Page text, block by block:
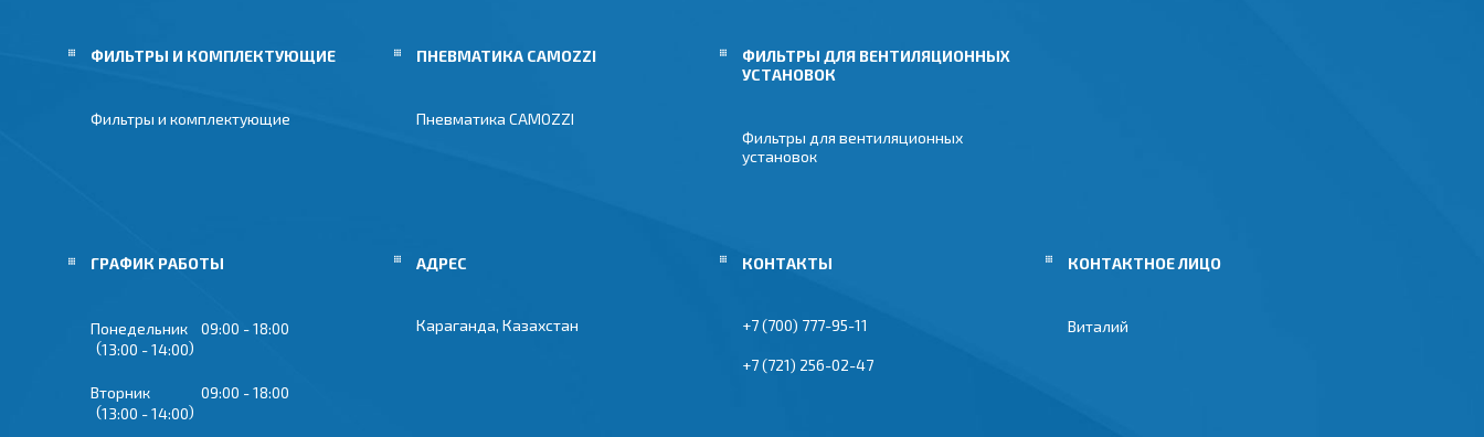
ФИЛЬТРЫ И КОМПЛЕКТУЮЩИЕ
Фильтры и комплектующие
ПНЕВМАТИКА CAMOZZI
Пневматика CAMOZZI
ФИЛЬТРЫ ДЛЯ ВЕНТИЛЯЦИОННЫХ
УСТАНОВОК
Фильтры для вентиляционных
установок
ГРАФИК РАБОТЫ
Понедельник 09:00
18:00
13:00
14:00
Вторник 09:00
18:00
13:00
14:00
Караганда, Казахстан +7 (700) 777-95-11
+7 (721) 256-02-47
Виталий